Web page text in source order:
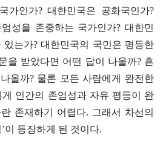
가인가?대한민국은 공화국인가?
성을 존중하는 국가인가?대한민
있는가? 대한민국의 국민은 평등한
을 받았다면 어떤 답이 나올까? 흔
올까? 물론 모든 사람에게 완전한
게 인간의 존엄성과 자유 평등이 완
존재하기 어렵다. 그래서 차선의
’이 등장하게 된 것이다.